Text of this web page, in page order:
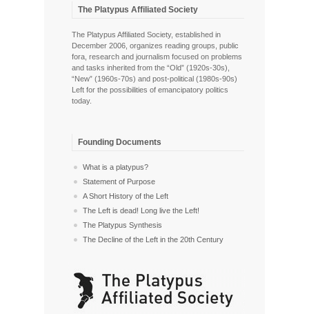
The Platypus Affiliated Society
The Platypus Affiliated Society, established in
December 2006, organizes reading groups, public
fora, research and journalism focused on problems
and tasks inherited from the “Old” (1920s-30s),
“New” (1960s-70s) and post-political (1980s-90s)
Left for the possibilities of emancipatory politics
today.
Founding Documents
What is a platypus?
Statement of Purpose
A Short History of the Left
The Left is dead! Long live the Left!
The Platypus Synthesis
The Decline of the Left in the 20th Century